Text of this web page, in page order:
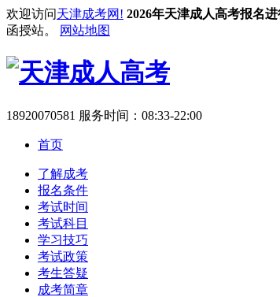
欢迎访问天津成考网! 2026年天津成人高考报名进
函授站。
网站地图
18920070581 服务时间：08:33-22:00
首页
了解成考
报名条件
考试时间
考试科目
学习技巧
考试政策
考生答疑
成考简章